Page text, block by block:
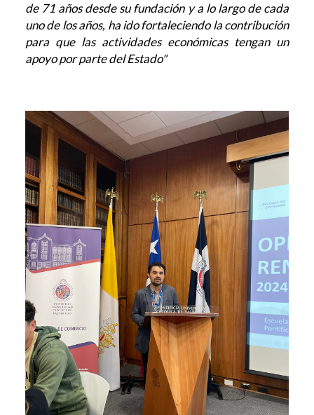
de 71 años desde su fundación y a lo largo de cada
uno de los años, ha ido fortaleciendo la contribución
para que las actividades económicas tengan un
apoyo por parte del Estado"